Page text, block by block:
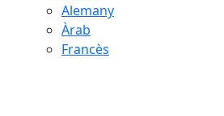
Alemany
Àrab
Francès